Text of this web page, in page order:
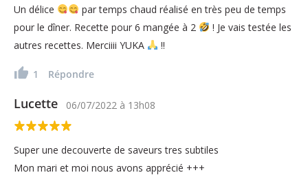
Un délice
par temps chaud réalisé en très peu de temps
pour le dîner. Recette pour 6 mangée à 2
! Je vais testée les
autres recettes. Merciiii YUKA
!!
1 Répondre
Lucette 06/07/2022 à 13h08
Super une decouverte de saveurs tres subtiles
Mon mari et moi nous avons apprécié +++